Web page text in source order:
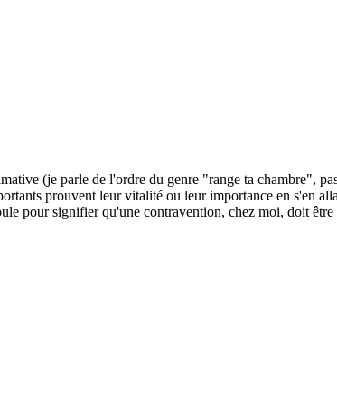
(je parle de l'ordre du genre "range ta chambre",
prouvent leur vitalité ou leur importance en s'en
pour signifier qu'une contravention, chez moi, doit